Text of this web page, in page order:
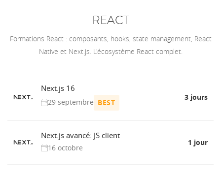
REACT
Formations React : composants, hooks, state management, React
Native et Next.js. L'écosystème React complet.
Next.js 16
29 septembre BEST
3 jours
Next.js avancé: JS client
16 octobre
1 jour